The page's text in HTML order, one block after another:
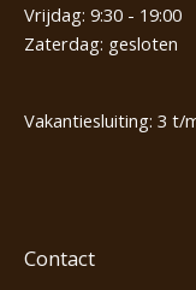
Vrijdag: 9:30 - 19:00
Zaterdag: gesloten
Vakantiesluiting: 3 t/
Contact